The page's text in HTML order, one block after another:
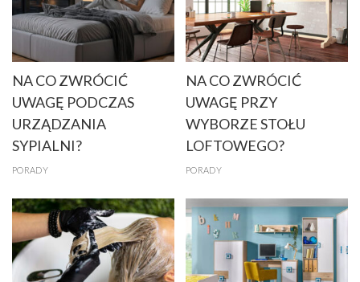
NA CO ZWRÓCIĆ
UWAGĘ PODCZAS
URZĄDZANIA
SYPIALNI?
PORADY
NA CO ZWRÓCIĆ
UWAGĘ PRZY
WYBORZE STOŁU
LOFTOWEGO?
PORADY